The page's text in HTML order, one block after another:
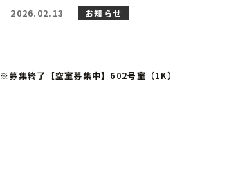
2026.02.13 お知らせ
※募集終了【空室募集中】602号室（1K）